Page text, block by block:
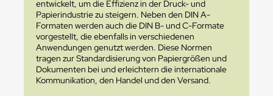
entwickelt, um die Effizienz in der Druck- und
Papierindustrie zu steigern. Neben den DIN A-
Formaten werden auch die DIN B- und C-Formate
vorgestellt, die ebenfalls in verschiedenen
Anwendungen genutzt werden. Diese Normen
tragen zur Standardisierung von Papiergrößen und
Dokumenten bei und erleichtern die internationale
Kommunikation, den Handel und den Versand.